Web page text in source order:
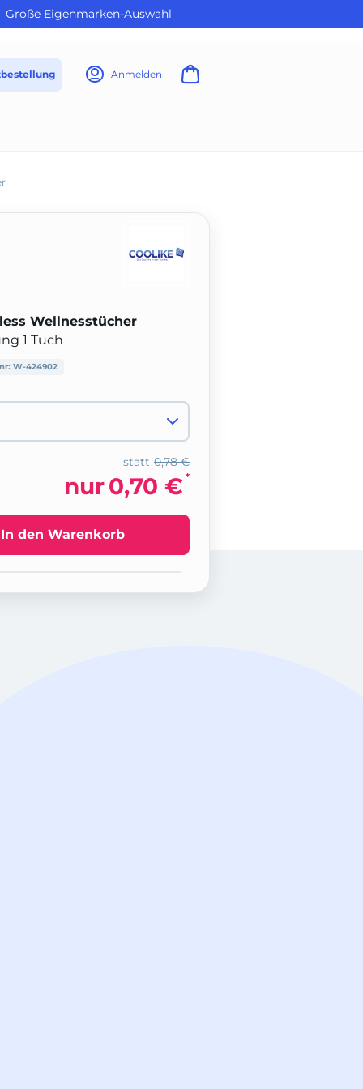
Große Eigenmarken-Auswahl
Anmelden
Wellnesstücher
1 Tuch
W-424902
0,78 €
statt
nur0,70 € *
In den Warenkorb